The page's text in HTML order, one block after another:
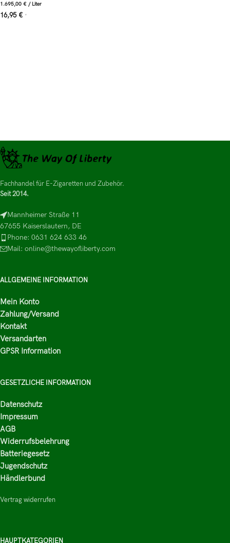
1.695,00 € / Liter
16,95 € *
Fachhandel für E-Zigaretten und Zubehör.
Seit 2014.
Mannheimer Straße 11
67655 Kaiserslautern, DE
Phone: 0631 624 633 46
Mail: online@thewayofliberty.com
ALLGEMEINE INFORMATION
Mein Konto
Zahlung/Versand
Kontakt
Versandarten
GPSR Information
GESETZLICHE INFORMATION
Datenschutz
Impressum
AGB
Widerrufsbelehrung
Batteriegesetz
Jugendschutz
Händlerbund
Vertrag widerrufen
HAUPTKATEGORIEN